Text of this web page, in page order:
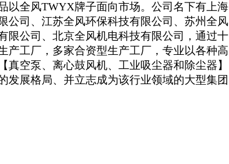
以全风TWYX牌子面向市场。公司名下有上海
公司、江苏全风环保科技有限公司、苏州全风
限公司、北京全风机电科技有限公司，通过十
产工厂，多家合资型生产工厂，专业以各种高
空泵、离心鼓风机、工业吸尘器和除尘器】
发展格局、并立志成为该行业领域的大型集团